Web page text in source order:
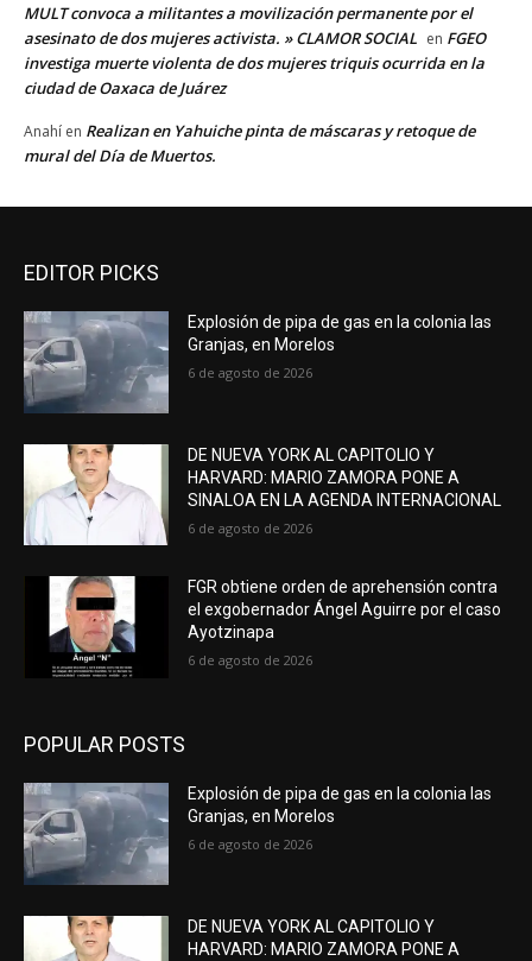
MULT convoca a militantes a movilización permanente por el
asesinato de dos mujeres activista. » CLAMOR SOCIAL en FGEO
investiga muerte violenta de dos mujeres triquis ocurrida en la
ciudad de Oaxaca de Juárez
Anahí en Realizan en Yahuiche pinta de máscaras y retoque de
mural del Día de Muertos.
EDITOR PICKS
Explosión de pipa de gas en la colonia las
Granjas, en Morelos
6 de agosto de 2026
DE NUEVA YORK AL CAPITOLIO Y
HARVARD: MARIO ZAMORA PONE A
SINALOA EN LA AGENDA INTERNACIONAL
6 de agosto de 2026
FGR obtiene orden de aprehensión contra
el exgobernador Ángel Aguirre por el caso
Ayotzinapa
6 de agosto de 2026
POPULAR POSTS
Explosión de pipa de gas en la colonia las
Granjas, en Morelos
6 de agosto de 2026
DE NUEVA YORK AL CAPITOLIO Y
HARVARD: MARIO ZAMORA PONE A